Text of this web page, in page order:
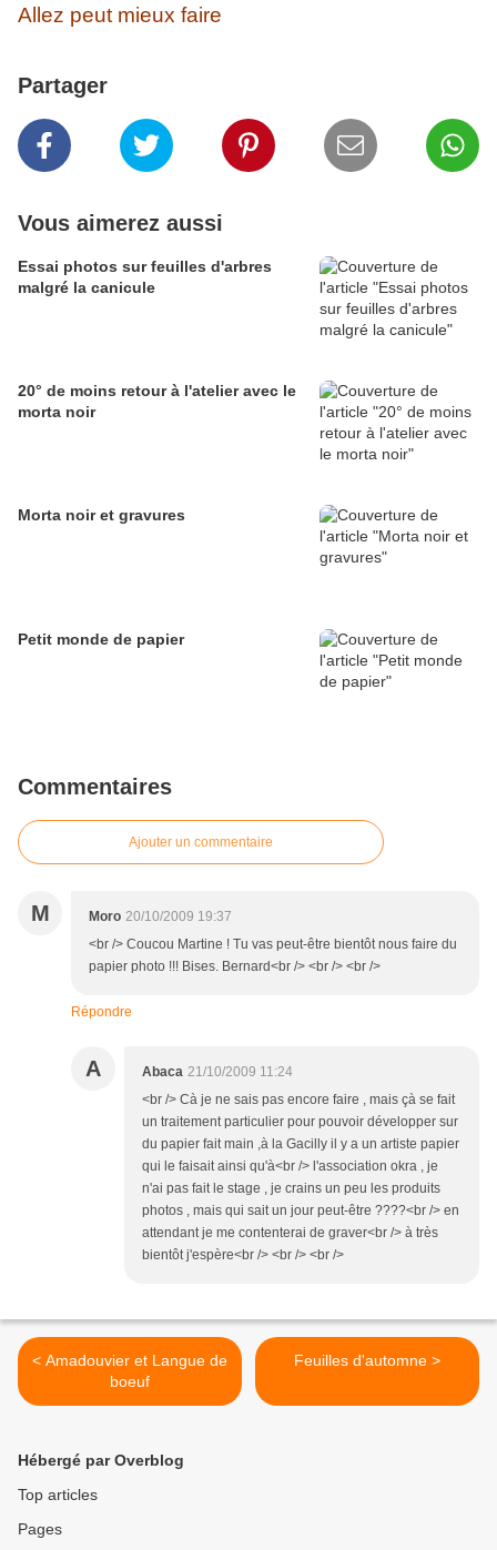
Allez peut mieux faire
Partager
Vous aimerez aussi
Essai photos sur feuilles d'arbres
malgré la canicule
20° de moins retour à l'atelier avec le
morta noir
Morta noir et gravures
Petit monde de papier
Commentaires
Ajouter un commentaire
M Moro 20/10/2009 19:37
<br /> Coucou Martine ! Tu vas peut-être bientôt nous faire du
papier photo !!! Bises. Bernard<br /> <br /> <br />
Répondre
A Abaca 21/10/2009 11:24
<br /> Cà je ne sais pas encore faire , mais çà se fait
un traitement particulier pour pouvoir développer sur
du papier fait main ,à la Gacilly il y a un artiste papier
qui le faisait ainsi qu'à<br /> l'association okra , je
n'ai pas fait le stage , je crains un peu les produits
photos , mais qui sait un jour peut-être ????<br /> en
attendant je me contenterai de graver<br /> à très
bientôt j'espère<br /> <br /> <br />
< Amadouvier et Langue de
boeuf
Feuilles d'automne >
Hébergé par Overblog
Top articles
Pages